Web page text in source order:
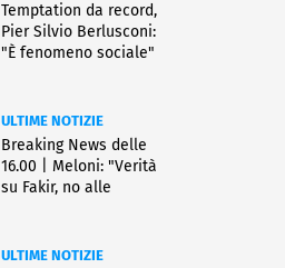
Temptation da record,
Pier Silvio Berlusconi:
"È fenomeno sociale"
ULTIME NOTIZIE
Breaking News delle
16.00 | Meloni: "Verità
su Fakir, no alle
ULTIME NOTIZIE